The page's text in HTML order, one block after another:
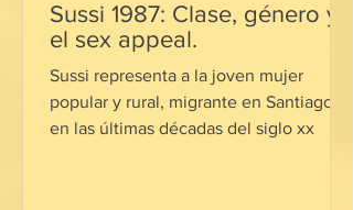
Sussi 1987: Clase, género y
el sex appeal.
Sussi representa a la joven mujer
popular y rural, migrante en Santiago
en las últimas décadas del siglo xx